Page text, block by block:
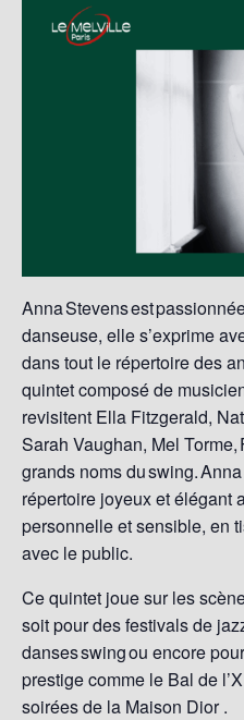
Anna Stevens est
danseuse, elle s’exprime
dans tout le répertoire des
quintet composé de
revisitent Ella Fitzgerald,
Sarah Vaughan, Mel
grands noms duswing.
répertoire joyeux et élégant
personnelle et sensible, en
avec le public.
Ce quintet joue sur les
soit pour des festivals de
danses swing ou encore
prestige comme le Bal de
soirées de la Maison Dior .